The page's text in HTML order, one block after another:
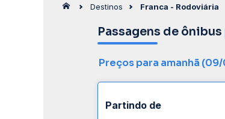
Destinos Franca - Rodoviária
Passagens de
Preços para amanhã
Partindo de